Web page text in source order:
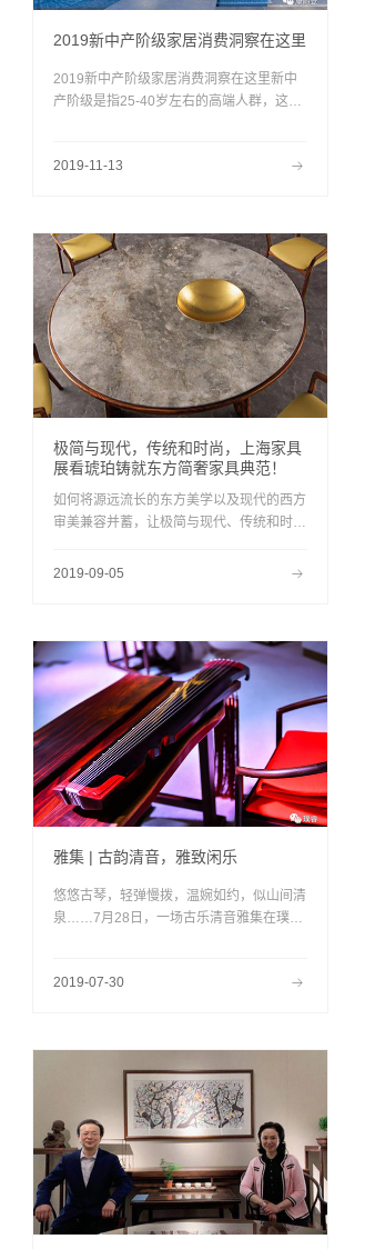
2019新中产阶级家居消费洞察在这里
2019新中产阶级家居消费洞察在这里新中
产阶级是指25-40岁左右的高端人群，这是
深处有强烈的安全感，同时，良好的教育也
有不失格调的生活品质，正是一个人是否真
正跨入“中产”的试金石。
2019-11-13
极简与现代，传统和时尚，上海家具
展看琥珀铸就东方简奢家具典范！
如何将源远流长的东方美学以及现代的西方
审美兼容并蓄，让极简与现代、传统和时尚
活，使中国家具设计走向世界的舞台？
2019-09-05
雅集 | 古韵清音，雅致闲乐
悠悠古琴，轻弹慢拨，温婉如约，似山间清
泉……7月28日，一场古乐清音雅集在璞睿
2019-07-30